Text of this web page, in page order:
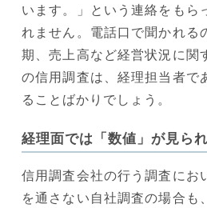
います。」という連絡をもら
れません。電話口で聞かれる
期、売上高など経営状況に関
の信用調査は、経理担当者で
ることばかりでしょう。
経理面では「数値」が見ら
信用調査会社の行う調査にお
を通さない自社調査の場合も